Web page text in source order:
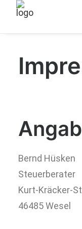
Bernd Hüsken
Steuerberater
Kurt-Kräcker-
46485 Wesel